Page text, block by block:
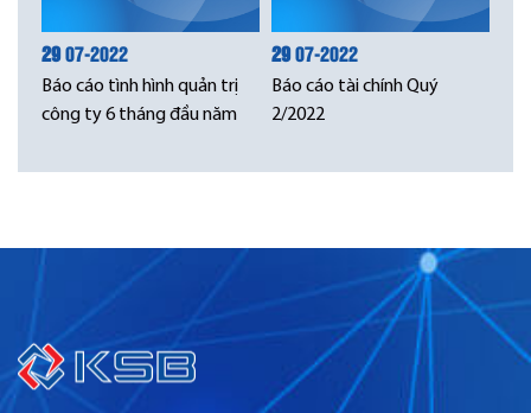
2907-2022
Báo cáo tình hình quản trị
công ty 6 tháng đầu năm
2907-2022
Báo cáo tài chính Quý
2/2022